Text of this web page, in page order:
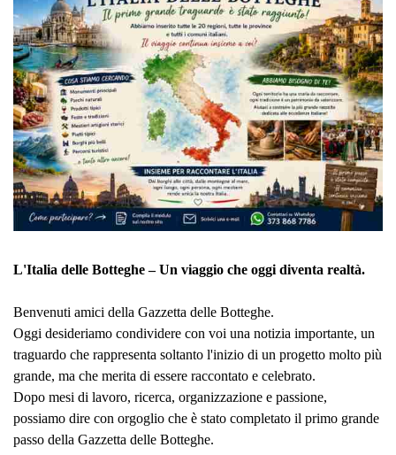
L'Italia delle Botteghe – Un viaggio che oggi diventa realtà.
Benvenuti amici della Gazzetta delle Botteghe.
Oggi desideriamo condividere con voi una notizia importante, un
traguardo che rappresenta soltanto l'inizio di un progetto molto più
grande, ma che merita di essere raccontato e celebrato.
Dopo mesi di lavoro, ricerca, organizzazione e passione,
possiamo dire con orgoglio che è stato completato il primo grande
passo della Gazzetta delle Botteghe.